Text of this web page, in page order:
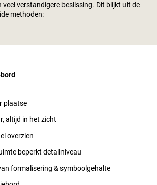
veel verstandigere beslissing. Dit blijkt uit de
methoden:
plaatse
altijd in het zicht
overzien
beperkt detailniveau
formalisering & symboolgehalte